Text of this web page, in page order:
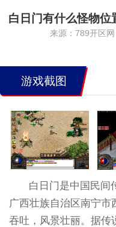
白日门有什么怪物位
来源：789开区网
游戏截图
白日门是中国民间
广西壮族自治区南宁市
吞吐，风景壮丽。据传